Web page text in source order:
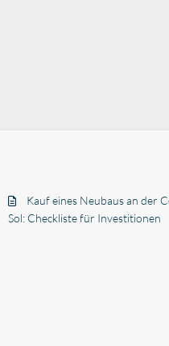
Kauf eines Neubaus an der
Sol: Checkliste für Investitionen